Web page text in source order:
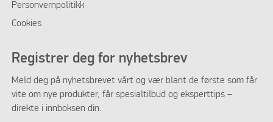
Personvernpolitikk
Cookies
Registrer deg for nyhetsbrev
Meld deg på nyhetsbrevet vårt og vær blant de første som får
vite om nye produkter, får spesialtilbud og eksperttips –
direkte i innboksen din.